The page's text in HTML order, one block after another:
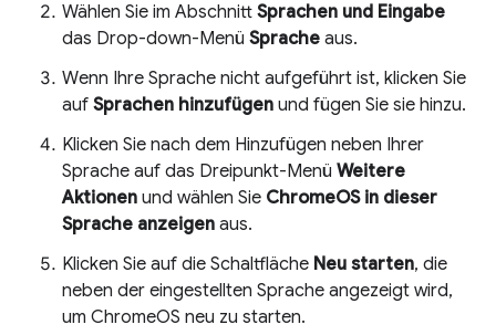
Wählen Sie im Abschnitt Sprachen und Eingabe
das Drop-down-Menü Sprache aus.
Wenn Ihre Sprache nicht aufgeführt ist, klicken Sie
auf Sprachen hinzufügen und fügen Sie sie hinzu.
Klicken Sie nach dem Hinzufügen neben Ihrer
Sprache auf das Dreipunkt-Menü Weitere
Aktionen und wählen Sie ChromeOS in dieser
Sprache anzeigen aus.
Klicken Sie auf die Schaltfläche Neu starten, die
neben der eingestellten Sprache angezeigt wird,
um ChromeOS neu zu starten.